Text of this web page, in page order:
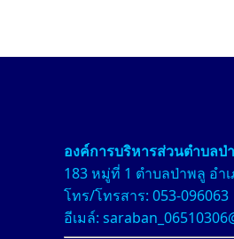
องค์การบริหารส่วนตำบลป่า
183 หมู่ที่ 1 ตำบลป่าพลู อำ
โทร/โทรสาร: 053-096063
อีเมล์: